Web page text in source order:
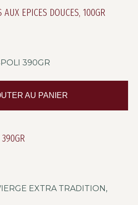
AUX EPICES DOUCES, 100GR
AU PANIER